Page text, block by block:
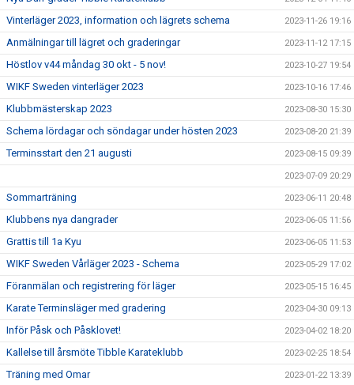
Vinterläger 2023, information och lägrets schema 2023-11-26 19:16
Anmälningar till lägret och graderingar 2023-11-12 17:15
Höstlov v44 måndag 30 okt - 5 nov! 2023-10-27 19:54
WIKF Sweden vinterläger 2023 2023-10-16 17:46
Klubbmästerskap 2023 2023-08-30 15:30
Schema lördagar och söndagar under hösten 2023 2023-08-20 21:39
Terminsstart den 21 augusti 2023-08-15 09:39
2023-07-09 20:29
Sommarträning 2023-06-11 20:48
Klubbens nya dangrader 2023-06-05 11:56
Grattis till 1a Kyu 2023-06-05 11:53
WIKF Sweden Vårläger 2023 - Schema 2023-05-29 17:02
Föranmälan och registrering för läger 2023-05-15 16:45
Karate Terminsläger med gradering 2023-04-30 09:13
Inför Påsk och Påsklovet! 2023-04-02 18:20
Kallelse till årsmöte Tibble Karateklubb 2023-02-25 18:54
Träning med Omar 2023-01-22 13:39